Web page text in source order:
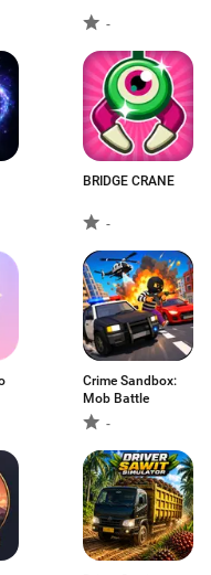
-
BRIDGE CRANE
-
Crime Sandbox:
Mob Battle
-